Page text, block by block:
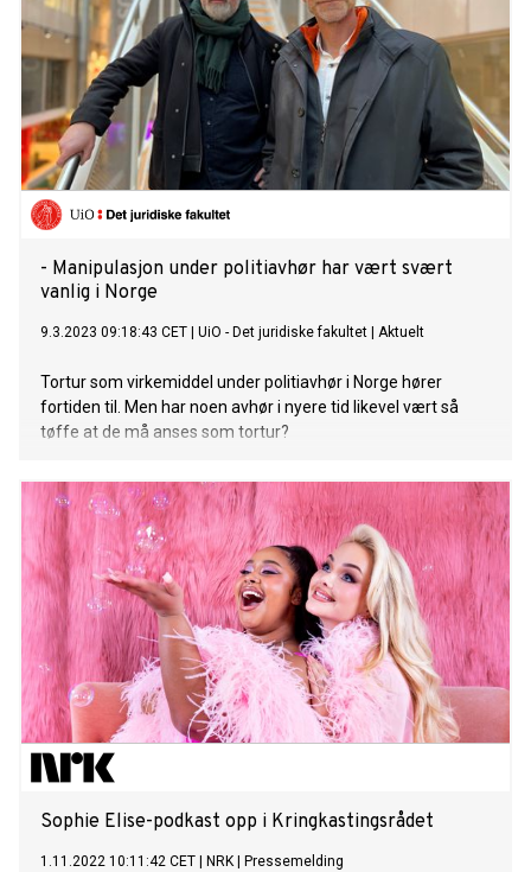
- Manipulasjon under politiavhør har vært svært
vanlig i Norge
9.3.2023 09:18:43 CET UiO - Det juridiske fakultet Aktuelt
Tortur som virkemiddel under politiavhør i Norge hører
fortiden til. Men har noen avhør i nyere tid likevel vært så
tøffe at de må anses som tortur?
Sophie Elise-podkast opp i Kringkastingsrådet
1.11.2022 10:11:42 CET NRK Pressemelding